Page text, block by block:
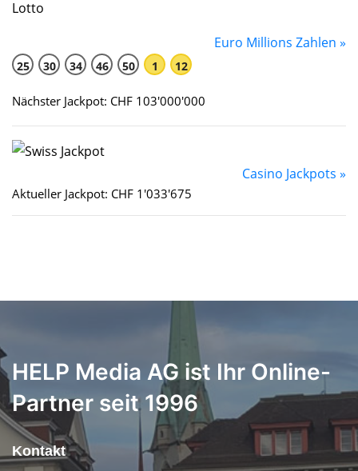
Euro Millions Zahlen »
25 30 34 46 50 1 12
Nächster Jackpot: CHF 103'000'000
Casino Jackpots »
Aktueller Jackpot: CHF 1'033'675
HELP Media AG ist Ihr Online-
Partner seit 1996
Kontakt